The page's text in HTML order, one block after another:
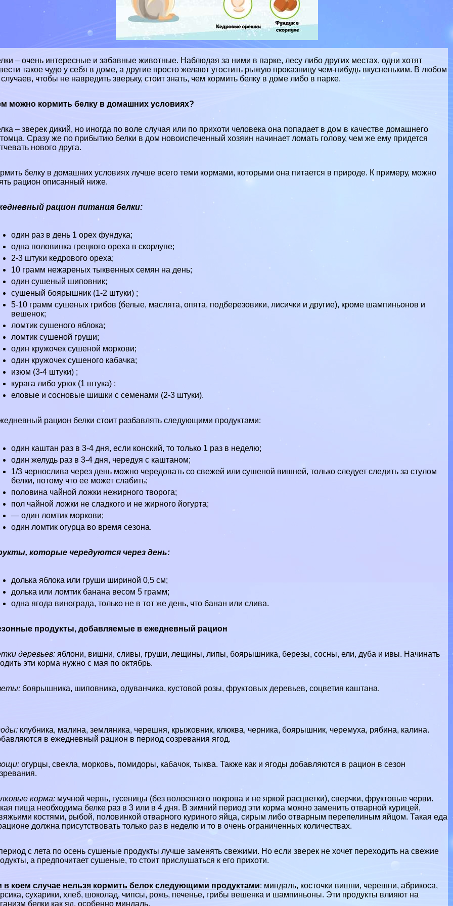
– очень интересные и забавные животные. Наблюдая за ними в парке, лесу либо других местах, одни хотят
такое чудо у себя в доме, а другие просто желают угостить рыжую проказницу чем-нибудь вкусненьким. В любом
случаев, чтобы не навредить зверьку, стоит знать, чем кормить белку в доме либо в парке.
можно кормить белку в домашних условиях?
– зверек дикий, но иногда по воле случая или по прихоти человека она попадает в дом в качестве домашнего
Сразу же по прибытию белки в дом новоиспеченный хозяин начинает ломать голову, чем же ему придется
нового друга.
белку в домашних условиях лучше всего теми кормами, которыми она питается в природе. К примеру, можно
рацион описанный ниже.
рацион питания белки:
один раз в день 1 орех фундука;
одна половинка грецкого ореха в скорлупе;
2-3 штуки кедрового ореха;
10 грамм нежареных тыквенных семян на день;
один сушеный шиповник;
сушеный боярышник (1-2 штуки) ;
5-10 грамм сушеных грибов (белые, маслята, опята, подберезовики, лисички и другие), кроме шампиньонов и
вешенок;
ломтик сушеного яблока;
ломтик сушеной груши;
один кружочек сушеной моркови;
один кружочек сушеного кабачка;
изюм (3-4 штуки) ;
курага либо урюк (1 штука) ;
еловые и сосновые шишки с семенами (2-3 штуки).
рацион белки стоит разбавлять следующими продуктами:
один каштан раз в 3-4 дня, если конский, то только 1 раз в неделю;
один желудь раз в 3-4 дня, чередуя с каштаном;
1/3 чернослива через день можно чередовать со свежей или сушеной вишней, только следует следить за стулом
белки, потому что ее может слабить;
половина чайной ложки нежирного творога;
пол чайной ложки не сладкого и не жирного йогурта;
— один ломтик моркови;
один ломтик огурца во время сезона.
которые чередуются через день:
долька яблока или груши шириной 0,5 см;
долька или ломтик банана весом 5 грамм;
одна ягода винограда, только не в тот же день, что банан или слива.
продукты, добавляемые в ежедневный рацион
деревьев: яблони, вишни, сливы, груши, лещины, липы, боярышника, березы, сосны, ели, дуба и ивы. Начинать
эти корма нужно с мая по октябрь.
боярышника, шиповника, одуванчика, кустовой розы, фруктовых деревьев, соцветия каштана.
клубника, малина, земляника, черешня, крыжовник, клюква, черника, боярышник, черемуха, рябина, калина.
в ежедневный рацион в период созревания ягод.
огурцы, свекла, морковь, помидоры, кабачок, тыква. Также как и ягоды добавляются в рацион в сезон
корма: мучной червь, гусеницы (без волосяного покрова и не яркой расцветки), сверчки, фруктовые черви.
пища необходима белке раз в 3 или в 4 дня. В зимний период эти корма можно заменить отварной курицей,
костями, рыбой, половинкой отварного куриного яйца, сирым либо отварным перепелиным яйцом. Такая еда
должна присутствовать только раз в неделю и то в очень ограниченных количествах.
с лета по осень сушеные продукты лучше заменять свежими. Но если зверек не хочет переходить на свежие
а предпочитает сушеные, то стоит прислушаться к его прихоти.
в коем случае нельзя кормить белок следующими продуктами: миндаль, косточки вишни, черешни, абрикоса,
сухарики, хлеб, шоколад, чипсы, рожь, печенье, грибы вешенка и шампиньоны. Эти продукты влияют на
белки как яд, особенно миндаль.